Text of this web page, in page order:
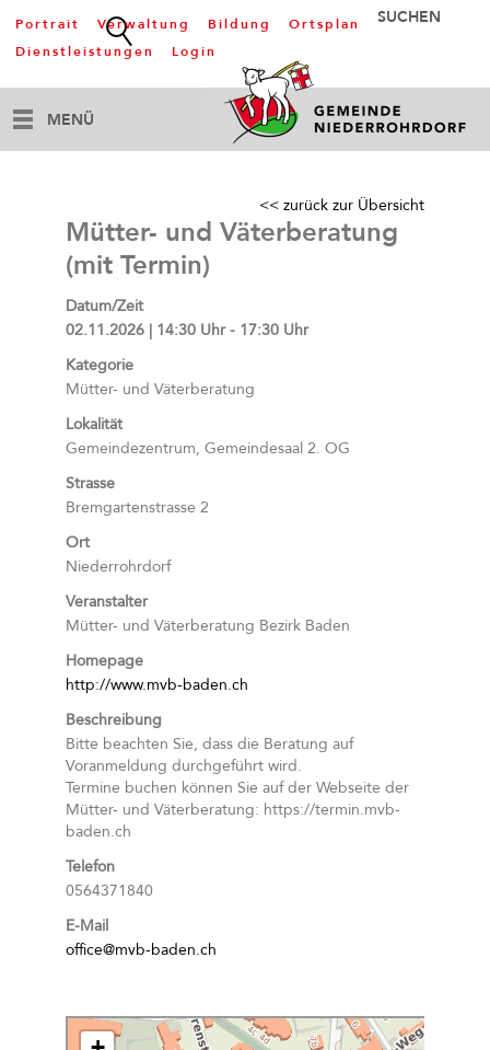
Portrait Verwaltung Bildung
Ortsplan
Dienstleistungen
Login
MENÜ
<< zurück zur Übersicht
Mütter- und Väterberatung
(mit Termin)
Datum/Zeit
02.11.2026 | 14:30 Uhr - 17:30 Uhr
Kategorie
Mütter- und Väterberatung
Lokalität
Gemeindezentrum, Gemeindesaal 2. OG
Strasse
Bremgartenstrasse 2
Ort
Niederrohrdorf
Veranstalter
Mütter- und Väterberatung Bezirk Baden
Homepage
http://www.mvb-baden.ch
Beschreibung
Bitte beachten Sie, dass die Beratung auf
Voranmeldung durchgeführt wird.
Termine buchen können Sie auf der Webseite der
Mütter- und Väterberatung: https://termin.mvb-
baden.ch
Telefon
0564371840
E-Mail
office@mvb-baden.ch